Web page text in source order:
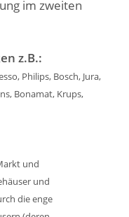
im zweiten
z.B.:
Philips, Bosch, Jura,
Bonamat, Krups,
und
und
die enge